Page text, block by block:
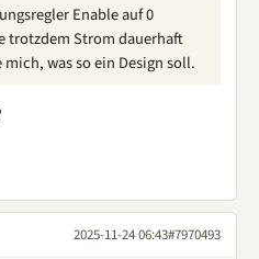
Enable auf 0
trotzdem Strom dauerhaft
was so ein Design soll.
2025-11-24 06:43#7970493